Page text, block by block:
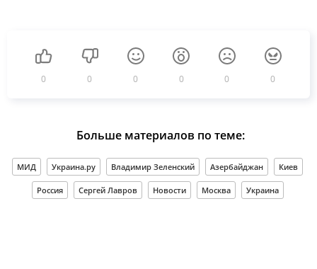
0 0 0 0 0 0
Больше материалов по теме:
МИД Украина.ру Владимир Зеленский Азербайджан Киев
Россия Сергей Лавров Новости Москва Украина